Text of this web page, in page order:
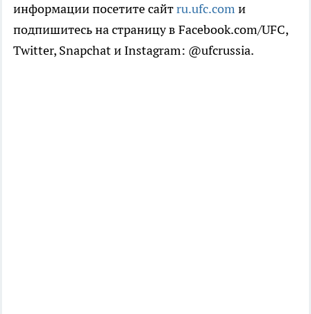
информации посетите сайтru.ufc.com и
подпишитесь на страницу в Facebook.com/UFC,
Twitter, Snapchat и Instagram: @ufcrussia.